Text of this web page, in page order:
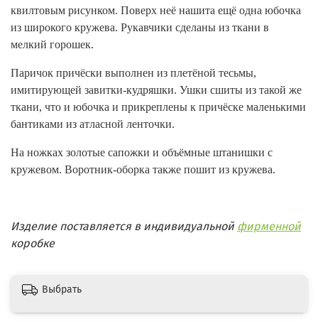
квилтовым рисунком. Поверх неё нашита ещё одна юбочка
из широкого кружева. Рукавчики сделаны из ткани в
мелкий горошек.
Паричок причёски выполнен из плетёной тесьмы,
имитирующей завитки-кудряшки. Ушки сшиты из такой же
ткани, что и юбочка и прикреплены к причёске маленькими
бантиками из атласной ленточки.
На ножках золотые сапожки и объёмные штанишки с
кружевом. Воротник-оборка также пошит из кружева.
Изделие поставляется в индивидуальной фирменной
коробке
Выбрать